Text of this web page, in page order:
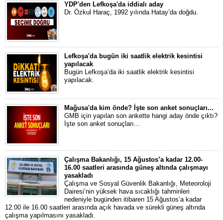
YDP'den Lefkoşa'da iddialı aday
Dr. Özkul Haraç, 1992 yılında Hatay’da doğdu.
Lefkoşa'da bugün iki saatlik elektrik kesintisi
yapılacak
Bugün Lefkoşa’da iki saatlik elektrik kesintisi
yapılacak.
Mağusa'da kim önde? İşte son anket sonuçları...
GMB için yapılan son ankette hangi aday önde çıktı?
İşte son anket sonuçları...
Çalışma Bakanlığı, 15 Ağustos’a kadar 12.00-
16.00 saatleri arasında güneş altında çalışmayı
yasakladı
Çalışma ve Sosyal Güvenlik Bakanlığı, Meteoroloji
Dairesi’nin yüksek hava sıcaklığı tahminleri
nedeniyle bugünden itibaren 15 Ağustos’a kadar
12.00 ile 16.00 saatleri arasında açık havada ve sürekli güneş altında
çalışma yapılmasını yasakladı.